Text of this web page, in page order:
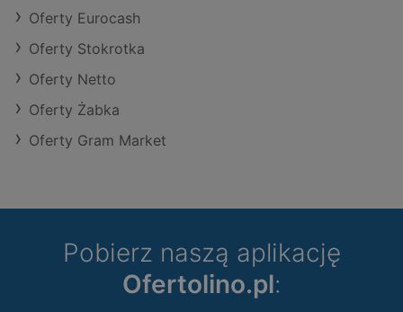
Oferty Eurocash
Oferty Stokrotka
Oferty Netto
Oferty Żabka
Oferty Gram Market
Pobierz naszą aplikację
Ofertolino.pl: